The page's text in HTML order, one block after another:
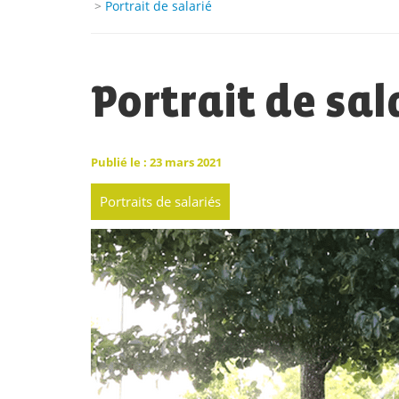
> Portrait de salarié
Portrait de
Publié le : 23 mars 2021
Portraits de salariés